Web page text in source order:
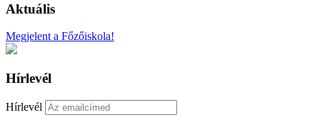
Aktuális
Megjelent a Főzőiskola!
Hírlevél
Hírlevél